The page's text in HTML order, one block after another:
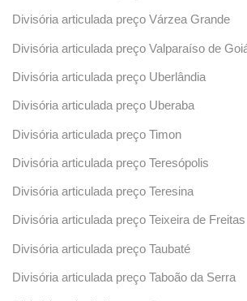
Divisória articulada preço Várzea Grande
Divisória articulada preço Valparaíso de
Divisória articulada preço Uberlândia
Divisória articulada preço Uberaba
Divisória articulada preço Timon
Divisória articulada preço Teresópolis
Divisória articulada preço Teresina
Divisória articulada preço Teixeira de Freitas
Divisória articulada preço Taubaté
Divisória articulada preço Taboão da Serra